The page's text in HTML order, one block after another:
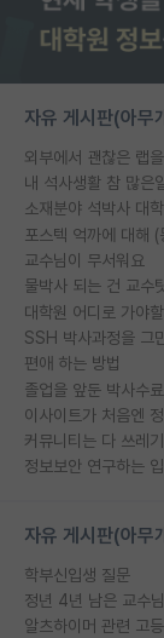
자유 게시판(아무
외부에서 괜찮은 랩
내 석사생활 참 많은
소재분야 석박사 대
교수님이 무서워요
물박사 되는 건 교수
대학원 어디로 가야
편애 하는 방법
졸업을 앞둔 박사수
이사이트가 처음엔
커뮤니티는 다 쓰레기
자유 게시판(아무
학부신입생 질문
정년 4년 남은 교수님
알츠하이머 관련 고